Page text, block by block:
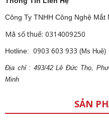
Công Ty TNHH Công Nghệ Mắt
Mã số thuế: 0314009250
Hotline: 0903 603 933 (Ms Huệ)
Địa chỉ : 493/42 Lê Đức Thọ,
Minh
SẢN